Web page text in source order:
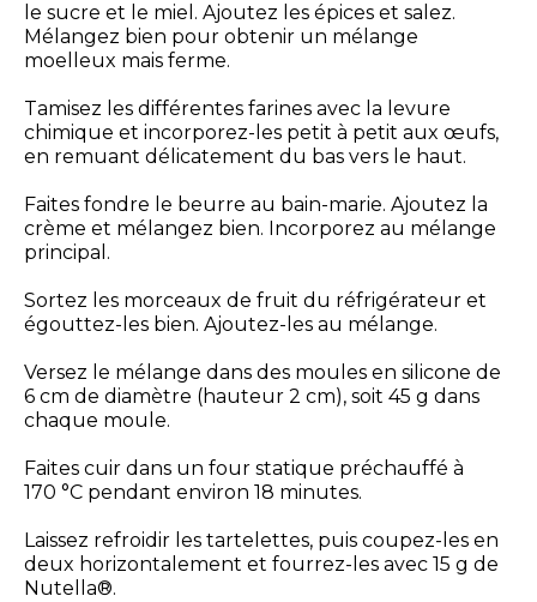
le sucre et le miel. Ajoutez les épices et salez.
Mélangez bien pour obtenir un mélange
moelleux mais ferme.
Tamisez les différentes farines avec la levure
chimique et incorporez-les petit à petit aux œufs,
en remuant délicatement du bas vers le haut.
Faites fondre le beurre au bain-marie. Ajoutez la
crème et mélangez bien. Incorporez au mélange
principal.
Sortez les morceaux de fruit du réfrigérateur et
égouttez-les bien. Ajoutez-les au mélange.
Versez le mélange dans des moules en silicone de
6 cm de diamètre (hauteur 2 cm), soit 45 g dans
chaque moule.
Faites cuir dans un four statique préchauffé à
170 °C pendant environ 18 minutes.
Laissez refroidir les tartelettes, puis coupez-les en
deux horizontalement et fourrez-les avec 15 g de
Nutella®.